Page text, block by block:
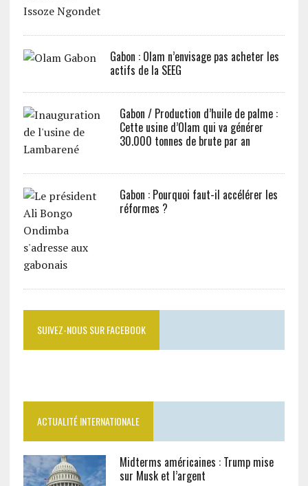
Gabon : Olam n’envisage pas acheter les
actifs de la SEEG
Gabon / Production d’huile de palme :
Cette usine d’Olam qui va générer
30.000 tonnes de brute par an
Gabon : Pourquoi faut-il accélérer les
réformes ?
SUIVEZ-NOUS SUR FACEBOOK
ACTUALITÉ INTERNATIONALE
Midterms américaines : Trump mise
sur Musk et l’argent